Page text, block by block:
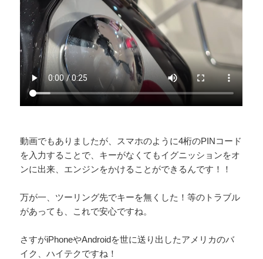
動画でもありましたが、スマホのように4桁のPINコード
を入力することで、キーがなくてもイグニッションをオ
ンに出来、エンジンをかけることができるんです！！
万が一、ツーリング先でキーを無くした！等のトラブル
があっても、これで安心ですね。
さすがiPhoneやAndroidを世に送り出したアメリカのバ
イク、ハイテクですね！